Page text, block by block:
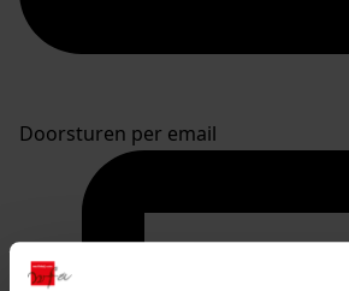
Doorsturen per email